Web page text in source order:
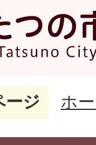
ージ ホ